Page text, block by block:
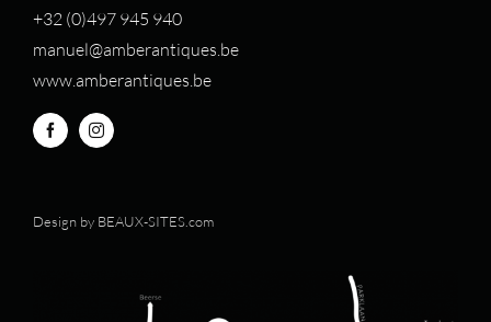
+32 (0)497 945 940
manuel@amberantiques.be
www.amberantiques.be
Design by BEAUX-SITES.com